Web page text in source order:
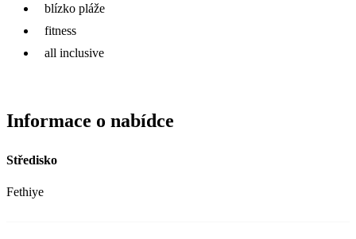
blízko pláže
fitness
all inclusive
Informace o nabídce
Středisko
Fethiye